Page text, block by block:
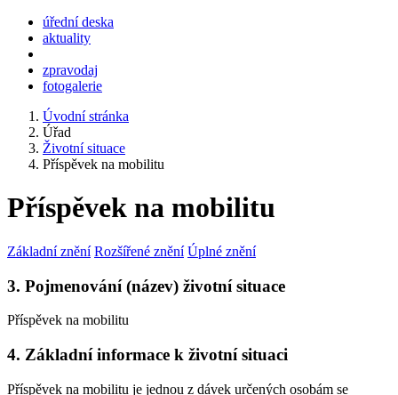
úřední deska
aktuality
zpravodaj
fotogalerie
Úvodní stránka
Úřad
Životní situace
Příspěvek na mobilitu
Příspěvek na mobilitu
Základní znění Rozšířené znění Úplné znění
3. Pojmenování (název) životní situace
Příspěvek na mobilitu
4. Základní informace k životní situaci
Příspěvek na mobilitu je jednou z dávek určených osobám se